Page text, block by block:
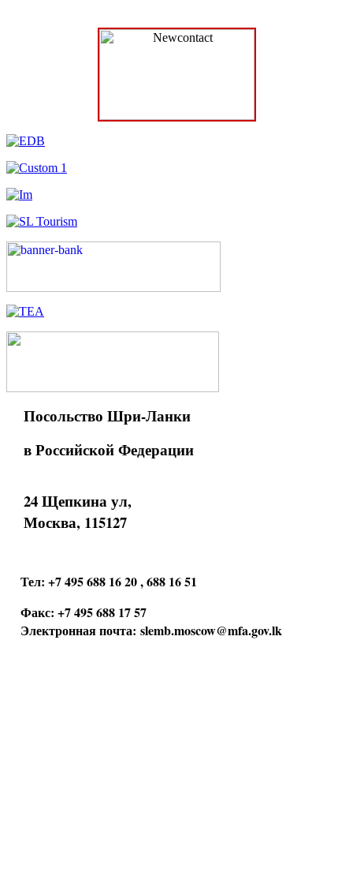
Посольство Шри-Ланки
в Российской Федерации
24 Щепкина ул,
Москва, 115127
Тел: +7 495 688 16 20 , 688 16 51
Факс: +7 495 688 17 57
Электронная почта: slemb.moscow@mfa.gov.lk